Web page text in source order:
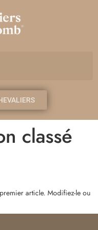
classé
article. Modifiez-le ou